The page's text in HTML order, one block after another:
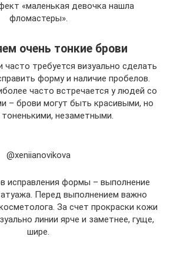
«маленькая девочка нашла
фломастеры».
очень тонкие брови
часто требуется визуально сделать
форму и наличие пробелов.
часто встречается у людей со
– брови могут быть красивыми, но
незаметными.
@xeniianovikova
исправления формы – выполнение
Перед выполнением важно
За счет прокраски кожи
линии ярче и заметнее, гуще,
шире.